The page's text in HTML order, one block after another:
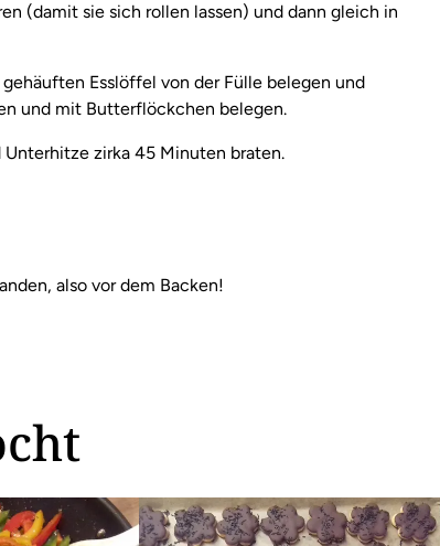
(damit sie sich rollen lassen) und dann gleich in
Esslöffel von der Fülle belegen und
und mit Butterflöckchen belegen.
zirka 45 Minuten braten.
also vor dem Backen!